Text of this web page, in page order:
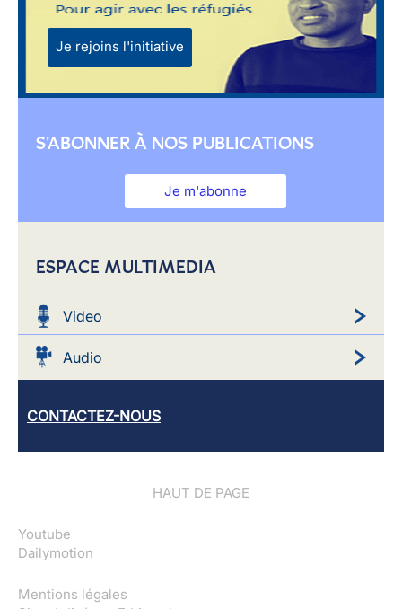
Je rejoins l'initiative
S'ABONNER À NOS PUBLICATIONS
Je m'abonne
ESPACE MULTIMEDIA
Video
Audio
CONTACTEZ-NOUS
HAUT DE PAGE
Youtube
Dailymotion
Mentions légales